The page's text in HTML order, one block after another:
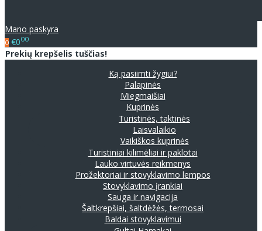
Mano paskyra
0 €000
Prekių krepšelis tuščias!
Ką pasiimti žygiui?
Palapinės
Miegmaišiai
Kuprinės
Turistinės, taktinės
Laisvalaikio
Vaikiškos kuprinės
Turistiniai kilimėliai ir paklotai
Lauko virtuvės reikmenys
Prožektoriai ir stovyklavimo lempos
Stovyklavimo įrankiai
Sauga ir navigacija
Šaltkrepšiai, šaltdėžės, termosai
Baldai stovyklavimui